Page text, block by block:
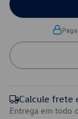
Calcule frete
Entrega em todo